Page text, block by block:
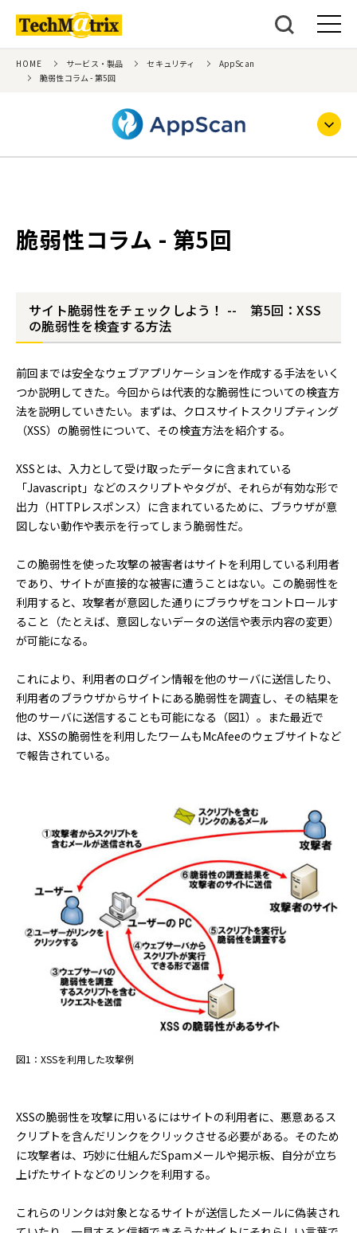
HOME サービス・製品 セキュリティ
AppScan
脆弱性コラム - 第5回
脆弱性コラム - 第5回
サイト脆弱性をチェックしよう！ -- 第5回：XSS
の脆弱性を検査する方法
前回までは安全なウェブアプリケーションを作成する手法をいく
つか説明してきた。今回からは代表的な脆弱性についての検査方
法を説明していきたい。まずは、クロスサイトスクリプティング
（XSS）の脆弱性について、その検査方法を紹介する。
XSSとは、入力として受け取ったデータに含まれている
「Javascript」などのスクリプトやタグが、それらが有効な形で
出力（HTTPレスポンス）に含まれているために、ブラウザが意
図しない動作や表示を行ってしまう脆弱性だ。
この脆弱性を使った攻撃の被害者はサイトを利用している利用者
であり、サイトが直接的な被害に遭うことはない。この脆弱性を
利用すると、攻撃者が意図した通りにブラウザをコントロールす
ること（たとえば、意図しないデータの送信や表示内容の変更）
が可能になる。
これにより、利用者のログイン情報を他のサーバに送信したり、
利用者のブラウザからサイトにある脆弱性を調査し、その結果を
他のサーバに送信することも可能になる（図1）。また最近で
は、XSSの脆弱性を利用したワームもMcAfeeのウェブサイトなど
で報告されている。
図1：XSSを利用した攻撃例
XSSの脆弱性を攻撃に用いるにはサイトの利用者に、悪意あるス
クリプトを含んだリンクをクリックさせる必要がある。そのため
に攻撃者は、巧妙に仕組んだSpamメールや掲示板、自分が立ち
上げたサイトなどのリンクを利用する。
これらのリンクは対象となるサイトが送信したメールに偽装され